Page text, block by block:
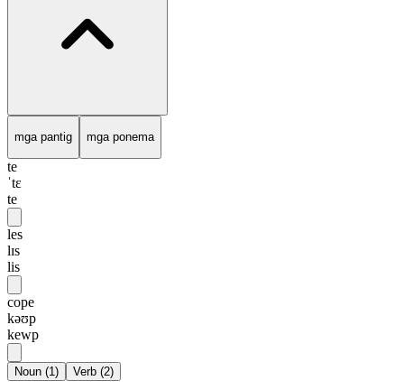
mga pantig mga ponema
te
ˈtɛ
te
les
lɪs
lis
cope
kəʊp
kewp
Noun (1) Verb (2)